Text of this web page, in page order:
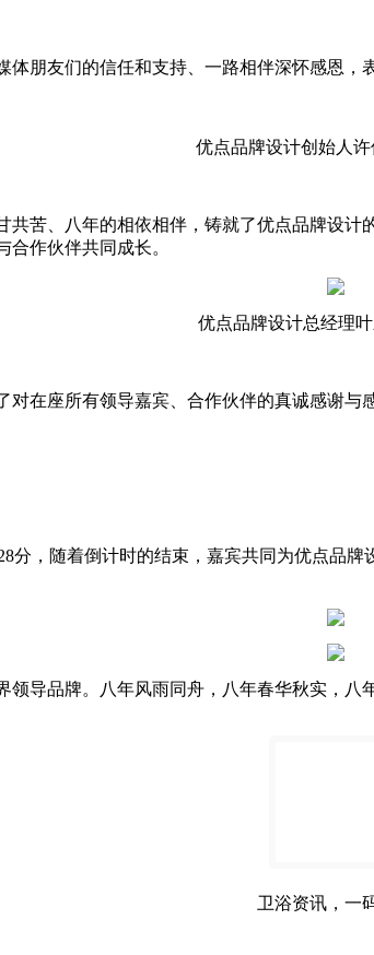
朋友们的信任和支持、一路相伴深怀感恩
优点品牌设计创始人
苦、八年的相依相伴，铸就了优点品牌设
作伙伴共同成长。
优点品牌设计总经理
在座所有领导嘉宾、合作伙伴的真诚感谢与
分，随着倒计时的结束，嘉宾共同为优点
领导品牌。八年风雨同舟，八年春华秋实，
卫浴资讯，一